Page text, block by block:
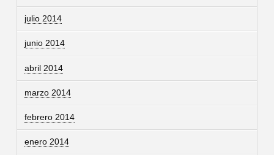
julio 2014
junio 2014
abril 2014
marzo 2014
febrero 2014
enero 2014